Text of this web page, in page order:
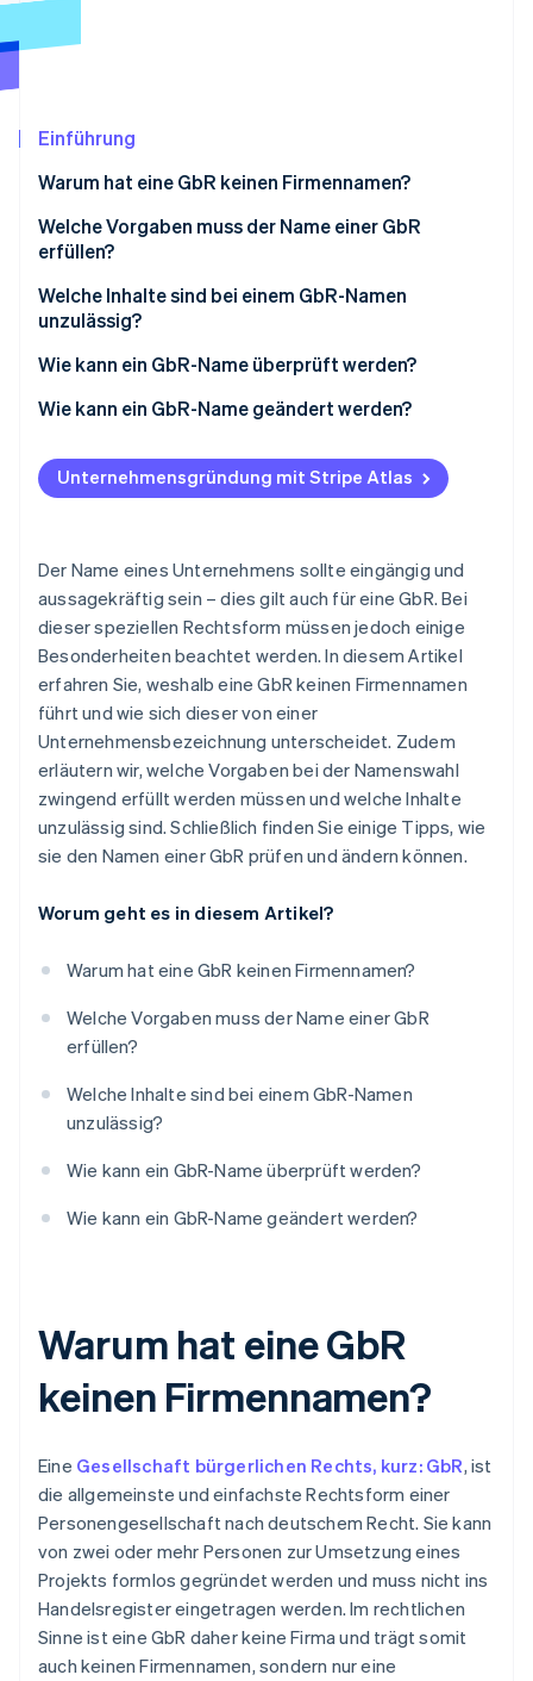
Betrugsprävention
Atlas
Online-Identitätsprüfung
Jetzt ansehen
Einführung
Warum hat eine GbR keinen Firmennamen?
Was ist ein Firmenname?
Was ist eine Geschäftsbezeichnung?
Welche Vorgaben muss der Name einer GbR
erfüllen?
Welche Inhalte sind bei einem GbR-Namen
unzulässig?
Wie kann ein GbR-Name überprüft werden?
Wie kann ein GbR-Name geändert werden?
Unternehmensgründung mit Stripe Atlas
Der Name eines Unternehmens sollte eingängig und
aussagekräftig sein – dies gilt auch für eine GbR. Bei
dieser speziellen Rechtsform müssen jedoch einige
Besonderheiten beachtet werden. In diesem Artikel
erfahren Sie, weshalb eine GbR keinen Firmennamen
führt und wie sich dieser von einer
Unternehmensbezeichnung unterscheidet. Zudem
erläutern wir, welche Vorgaben bei der Namenswahl
zwingend erfüllt werden müssen und welche Inhalte
unzulässig sind. Schließlich finden Sie einige Tipps, wie
sie den Namen einer GbR prüfen und ändern können.
Worum geht es in diesem Artikel?
Warum hat eine GbR keinen Firmennamen?
Welche Vorgaben muss der Name einer GbR
erfüllen?
Welche Inhalte sind bei einem GbR-Namen
unzulässig?
Wie kann ein GbR-Name überprüft werden?
Wie kann ein GbR-Name geändert werden?
Warum hat eine GbR
keinen Firmennamen?
Eine Gesellschaft bürgerlichen Rechts, kurz: GbR, ist
die allgemeinste und einfachste Rechtsform einer
Personengesellschaft nach deutschem Recht. Sie kann
von zwei oder mehr Personen zur Umsetzung eines
Projekts formlos gegründet werden und muss nicht ins
Handelsregister eingetragen werden. Im rechtlichen
Sinne ist eine GbR daher keine Firma und trägt somit
auch keinen Firmennamen, sondern nur eine